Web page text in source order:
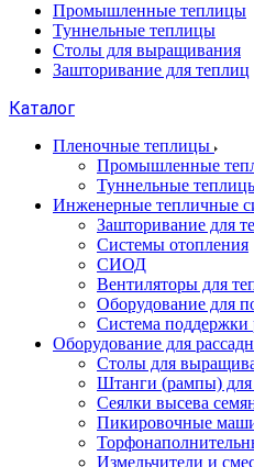
Промышленные теплицы
Туннельные теплицы
Столы для выращивания
Зашторивание для теплиц
Каталог
Пленочные теплицы
Промышленные
Туннельные
Инженерные тепличные
Зашторивание для
Системы отопления
СИОД
Вентиляторы для
Оборудование для
Система
Оборудование для
Столы для
Штанги (рампы) для
Сеялки высева
Пикировочные
Измельчители и